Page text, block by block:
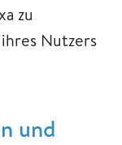
zu
Nutzers
und